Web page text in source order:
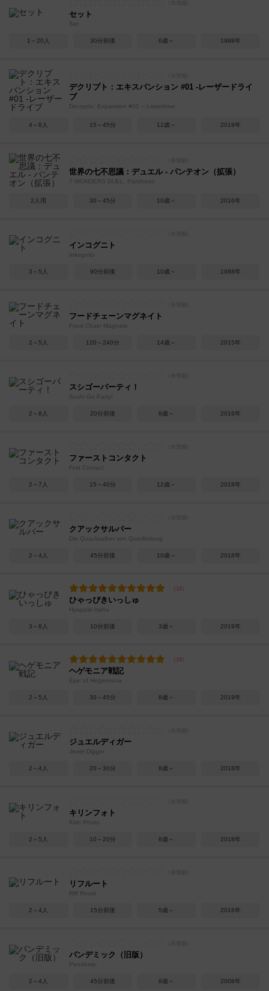
セット
Set
1～20人 30分前後 6歳～ 1988年
デクリプト：エキスパンション #01 -レーザードライ
ブ
Decrypto: Expansion #01 – Laserdrive
4～8人 15～45分 12歳～ 2019年
世界の七不思議：デュエル - パンテオン（拡張）
7 WONDERS DUEL: Pantheon
2人用 30～45分 10歳～ 2016年
インコグニト
Inkognito
3～5人 90分前後 10歳～ 1988年
フードチェーンマグネイト
Food Chain Magnate
2～5人 120～240分 14歳～ 2015年
スシゴーパーティ！
Sushi Go Party!
2～8人 20分前後 8歳～ 2016年
ファーストコンタクト
First Contact
2～7人 15～40分 12歳～ 2018年
クアックサルバー
Die Quacksalber von Quedlinburg
2～4人 45分前後 10歳～ 2018年
ひゃっぴきいっしゅ
Hyappiki Isshu
3～8人 10分前後 3歳～ 2019年
ヘゲモニア戦記
Epic of Hegemonia
2～5人 30～45分 8歳～ 2019年
ジュエルディガー
Jewel Digger
2～4人 20～30分 8歳～ 2018年
キリンフォト
Kirin Photo
2～5人 10～20分 8歳～ 2018年
リフルート
Riff Route
2～4人 15分前後 5歳～ 2016年
パンデミック（旧版）
Pandemic
2～4人 45分前後 8歳～ 2008年